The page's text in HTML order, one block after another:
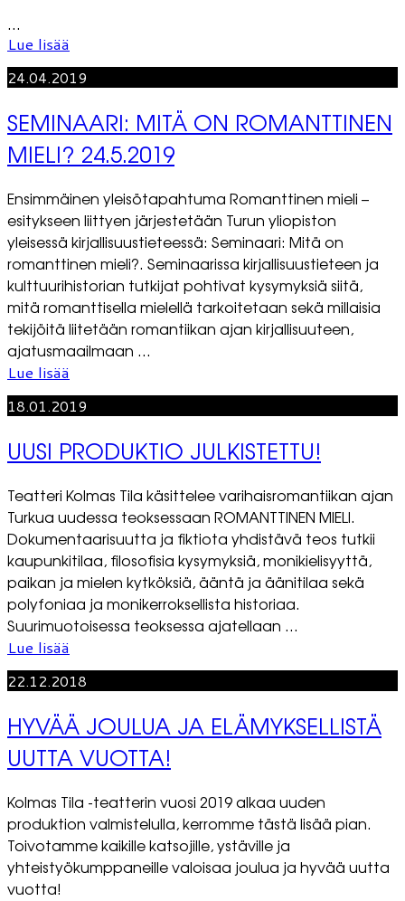
...
Lue lisää
24.04.2019
SEMINAARI: MITÄ ON ROMANTTINEN
MIELI? 24.5.2019
Ensimmäinen yleisötapahtuma Romanttinen mieli –
esitykseen liittyen järjestetään Turun yliopiston
yleisessä kirjallisuustieteessä: Seminaari: Mitä on
romanttinen mieli?. Seminaarissa kirjallisuustieteen ja
kulttuurihistorian tutkijat pohtivat kysymyksiä siitä,
mitä romanttisella mielellä tarkoitetaan sekä millaisia
tekijöitä liitetään romantiikan ajan kirjallisuuteen,
ajatusmaailmaan ...
Lue lisää
18.01.2019
UUSI PRODUKTIO JULKISTETTU!
Teatteri Kolmas Tila käsittelee varihaisromantiikan ajan
Turkua uudessa teoksessaan ROMANTTINEN MIELI.
Dokumentaarisuutta ja fiktiota yhdistävä teos tutkii
kaupunkitilaa, filosofisia kysymyksiä, monikielisyyttä,
paikan ja mielen kytköksiä, ääntä ja äänitilaa sekä
polyfoniaa ja monikerroksellista historiaa.
Suurimuotoisessa teoksessa ajatellaan ...
Lue lisää
22.12.2018
HYVÄÄ JOULUA JA ELÄMYKSELLISTÄ
UUTTA VUOTTA!
Kolmas Tila -teatterin vuosi 2019 alkaa uuden
produktion valmistelulla, kerromme tästä lisää pian.
Toivotamme kaikille katsojille, ystäville ja
yhteistyökumppaneille valoisaa joulua ja hyvää uutta
vuotta!